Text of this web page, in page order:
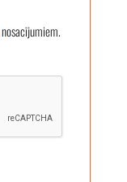
nosacījumiem.